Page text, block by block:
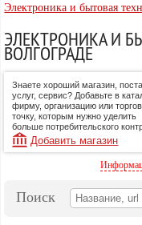
Электроника и бытовая
ЭЛЕКТРОНИКА И
ВОЛГОГРАДЕ
Знаете хороший магазин,
услуг, сервис? Добавьте в
фирму, организацию или
точку, которым нужно уделить
больше потребительского
Добавить магазин
Поиск